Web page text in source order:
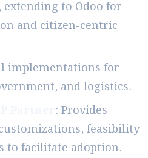
to Odoo for
and citizen-centric
implementations for
and logistics.
: Provides
feasibility
to facilitate adoption.